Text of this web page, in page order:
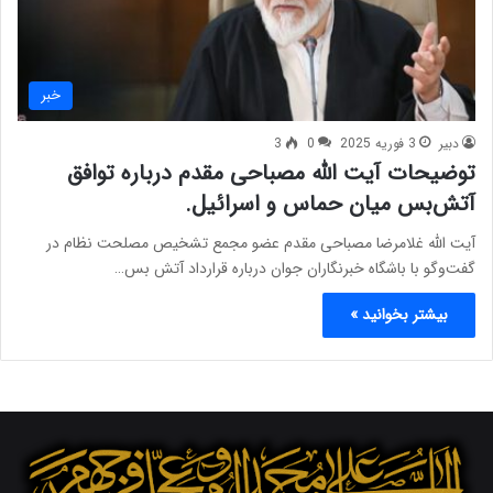
خبر
دبیر 3 فوریه 2025 0
3
توضیحات آیت الله مصباحی مقدم درباره توافق
آتش‌بس میان حماس و اسرائیل.
آیت الله غلامرضا مصباحی مقدم عضو مجمع تشخیص مصلحت نظام در
گفت‌وگو با باشگاه خبرنگاران جوان درباره قرارداد آتش بس…
بیشتر بخوانید »